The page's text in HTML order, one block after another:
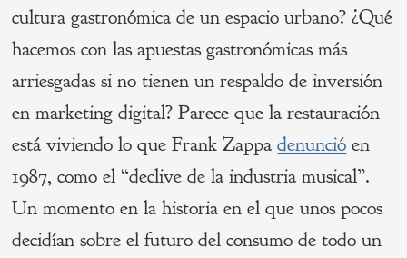
cultura gastronómica de un espacio urbano? ¿Qué
hacemos con las apuestas gastronómicas más
arriesgadas si no tienen un respaldo de inversión
en marketing digital? Parece que la restauración
está viviendo lo que Frank Zappadenunció en
1987, como el “declive de la industria musical”.
Un momento en la historia en el que unos pocos
decidían sobre el futuro del consumo de todo un